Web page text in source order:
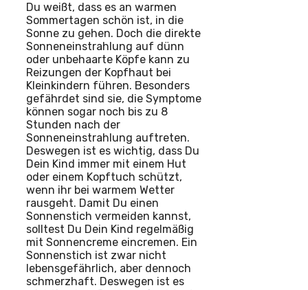
Du weißt, dass es an warmen
Sommertagen schön ist, in die
Sonne zu gehen. Doch die direkte
Sonneneinstrahlung auf dünn
oder unbehaarte Köpfe kann zu
Reizungen der Kopfhaut bei
Kleinkindern führen. Besonders
gefährdet sind sie, die Symptome
können sogar noch bis zu 8
Stunden nach der
Sonneneinstrahlung auftreten.
Deswegen ist es wichtig, dass Du
Dein Kind immer mit einem Hut
oder einem Kopftuch schützt,
wenn ihr bei warmem Wetter
rausgeht. Damit Du einen
Sonnenstich vermeiden kannst,
solltest Du Dein Kind regelmäßig
mit Sonnencreme eincremen. Ein
Sonnenstich ist zwar nicht
lebensgefährlich, aber dennoch
schmerzhaft. Deswegen ist es